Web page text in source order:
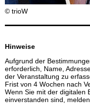
© trioW
Hinweise
Aufgrund der
erforderlich, Name,
der Veranstaltung zu
Frist von 4 Wochen nach
Wenn Sie mit der digitalen
einverstanden sind,